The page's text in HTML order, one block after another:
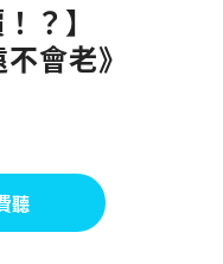
？】
會老》
聽